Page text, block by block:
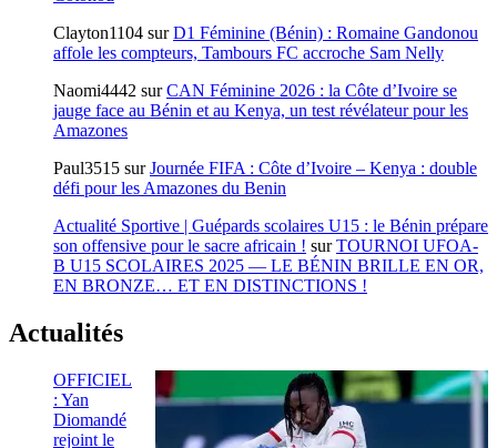
Clayton1104 surD1 Féminine (Bénin) : Romaine Gandonou
affole les compteurs, Tambours FC accroche Sam Nelly
Naomi4442 surCAN Féminine 2026 : la Côte d’Ivoire se
jauge face au Bénin et au Kenya, un test révélateur pour les
Amazones
Paul3515 surJournée FIFA : Côte d’Ivoire – Kenya : double
défi pour les Amazones du Benin
Actualité Sportive | Guépards scolaires U15 : le Bénin prépare
son offensive pour le sacre africain ! surTOURNOI UFOA-
B U15 SCOLAIRES 2025 — LE BÉNIN BRILLE EN OR,
EN BRONZE… ET EN DISTINCTIONS !
Actualités
OFFICIEL
: Yan
Diomandé
rejoint le